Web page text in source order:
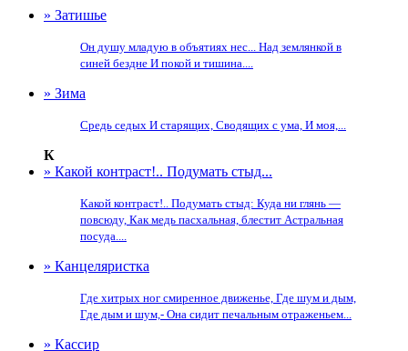
» Затишье
Он душу младую в объятиях нес... Над землянкой в
синей бездне И покой и тишина....
» Зима
Средь седых И старящих, Сводящих с ума, И моя,...
К
» Какой контраст!.. Подумать стыд...
Какой контраст!.. Подумать стыд: Куда ни глянь —
повсюду, Как медь пасхальная, блестит Астральная
посуда....
» Канцеляристка
Где хитрых ног смиренное движенье, Где шум и дым,
Где дым и шум,- Она сидит печальным отраженьем...
» Кассир